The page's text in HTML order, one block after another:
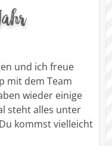
und ich freue
mit dem Team
wieder einige
steht alles unter
kommst vielleicht